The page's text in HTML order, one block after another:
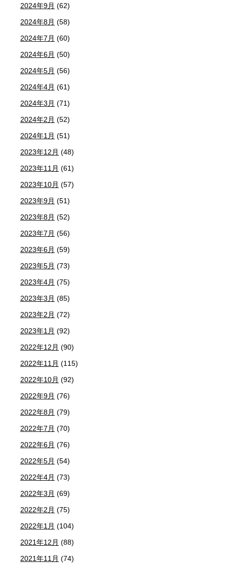
2024年9月 (62)
2024年8月 (58)
2024年7月 (60)
2024年6月 (50)
2024年5月 (56)
2024年4月 (61)
2024年3月 (71)
2024年2月 (52)
2024年1月 (51)
2023年12月 (48)
2023年11月 (61)
2023年10月 (57)
2023年9月 (51)
2023年8月 (52)
2023年7月 (56)
2023年6月 (59)
2023年5月 (73)
2023年4月 (75)
2023年3月 (85)
2023年2月 (72)
2023年1月 (92)
2022年12月 (90)
2022年11月 (115)
2022年10月 (92)
2022年9月 (76)
2022年8月 (79)
2022年7月 (70)
2022年6月 (76)
2022年5月 (54)
2022年4月 (73)
2022年3月 (69)
2022年2月 (75)
2022年1月 (104)
2021年12月 (88)
2021年11月 (74)